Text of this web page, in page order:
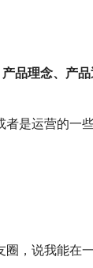
品理念、产
者是运营的一
，说我能在